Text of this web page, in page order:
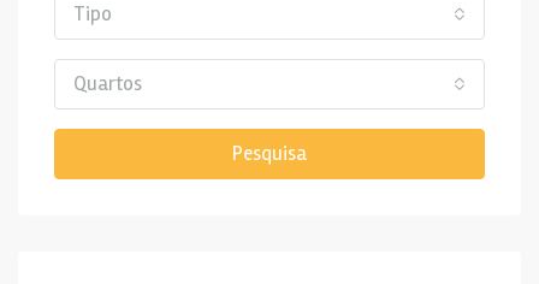
Tipo
Quartos
Pesquisa